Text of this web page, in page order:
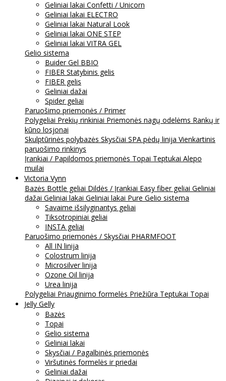
Geliniai lakai Confetti / Unicorn
Geliniai lakai ELECTRO
Geliniai lakai Natural Look
Geliniai lakai ONE STEP
Geliniai lakai VITRA GEL
Gelio sistema
Buider Gel BBIO
FIBER Statybinis gelis
FIBER gelis
Geliniai dažai
Spider geliai
Paruošimo priemonės / Primer
Polygeliai Prekių rinkiniai Priemonės nagų odelėms Rankų ir
kūno losjonai
Skulptūrinės polybazės Skysčiai SPA pėdų linija Vienkartinis
paruošimo rinkinys
Įrankiai / Papildomos priemonės Topai Teptukai Alepo
muilai
Victoria Vynn
Bazės Bottle geliai Dildės / Įrankiai Easy fiber geliai Geliniai
dažai Geliniai lakai Geliniai lakai Pure Gelio sistema
Savaime išsilyginantys geliai
Tiksotropiniai geliai
INSTA geliai
Paruošimo priemonės / Skysčiai PHARMFOOT
All IN linija
Colostrum linija
Microsilver linija
Ozone Oil linija
Urea linija
Polygeliai Priauginimo formelės Priežiūra Teptukai Topai
Jelly Gelly
Bazės
Topai
Gelio sistema
Geliniai lakai
Skysčiai / Pagalbinės priemonės
Viršutinės formelės ir priedai
Geliniai dažai